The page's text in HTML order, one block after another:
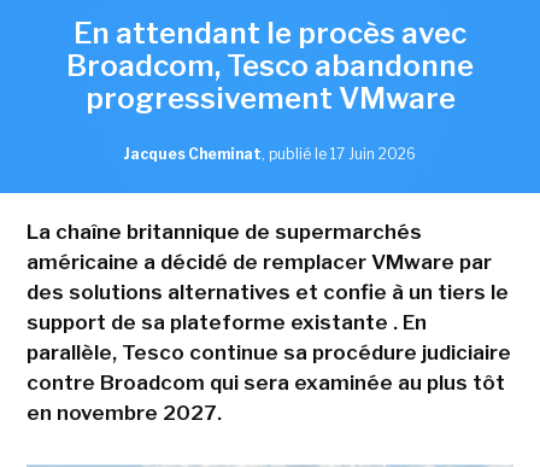
En attendant le procès avec
Broadcom, Tesco abandonne
progressivement VMware
Jacques Cheminat, publié le 17 Juin 2026
La chaîne britannique de supermarchés
américaine a décidé de remplacer VMware par
des solutions alternatives et confie à un tiers le
support de sa plateforme existante . En
parallèle, Tesco continue sa procédure judiciaire
contre Broadcom qui sera examinée au plus tôt
en novembre 2027.